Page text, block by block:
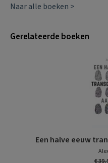
Naar alle boeken >
Gerelateerde boeken
Een halve eeuw
€